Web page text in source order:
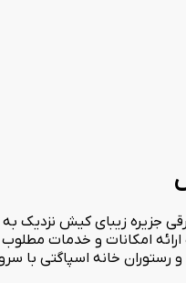
ارائه امکانات و خدمات
خانه اسپاگتی با